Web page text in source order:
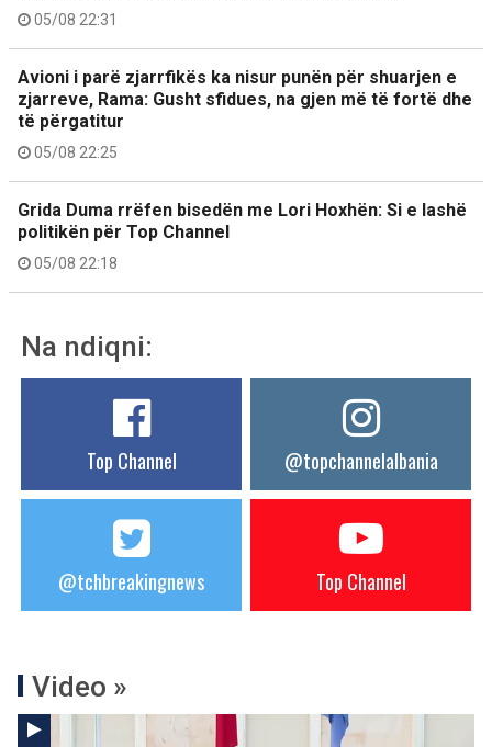
05/08 22:31
Avioni i parë zjarrfikës ka nisur punën për shuarjen e
zjarreve, Rama: Gusht sfidues, na gjen më të fortë dhe
të përgatitur
05/08 22:25
Grida Duma rrëfen bisedën me Lori Hoxhën: Si e lashë
politikën për Top Channel
05/08 22:18
Na ndiqni:
Top Channel @topchannelalbania
@tchbreakingnews Top Channel
Video »